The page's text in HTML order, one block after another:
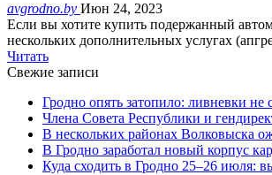
avgrodno.by Июн 24, 2023
Если вы хотите купить подержанный
нескольких дополнительных услугах
Читать
Свежие записи
Гродно опять затопило: ливневки не
Члена Совета Республики и
В нескольких районах Волковыска
В Гродно заработал новый корпус
Куда сходить в Гродно 25–26 июля: